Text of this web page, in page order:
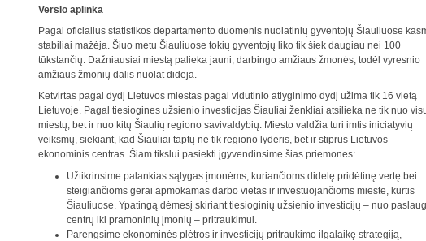
Verslo aplinka
Pagal oficialius statistikos departamento duomenis nuolatinių gyventojų Šiauliuose
stabiliai mažėja. Šiuo metu Šiauliuose tokių gyventojų liko tik šiek daugiau nei 100
tūkstančių. Dažniausiai miestą palieka jauni, darbingo amžiaus žmonės, todėl vyresnio
amžiaus žmonių dalis nuolat didėja.
Ketvirtas pagal dydį Lietuvos miestas pagal vidutinio atlyginimo dydį užima tik 16 vietą
Lietuvoje. Pagal tiesiogines užsienio investicijas Šiauliai ženkliai atsilieka ne tik nuo
miestų, bet ir nuo kitų Šiaulių regiono savivaldybių. Miesto valdžia turi imtis iniciatyvių
veiksmų, siekiant, kad Šiauliai taptų ne tik regiono lyderis, bet ir stiprus Lietuvos
ekonominis centras. Šiam tikslui pasiekti įgyvendinsime šias priemones:
Užtikrinsime palankias sąlygas įmonėms, kuriančioms didelę pridėtinę vertę bei
steigiančioms gerai apmokamas darbo vietas ir investuojančioms mieste, kurtis
Šiauliuose. Ypatingą dėmesį skiriant tiesioginių užsienio investicijų – nuo
centrų iki pramoninių įmonių – pritraukimui.
Parengsime ekonominės plėtros ir investicijų pritraukimo ilgalaikę strategiją,